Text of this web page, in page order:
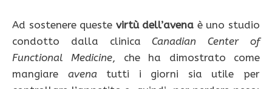
Ad sostenere queste virtù dell’avena è uno studio
condotto dalla clinicaCanadian Center of
Functional Medicine, che ha dimostrato come
mangiare avena tutti i giorni sia utile per